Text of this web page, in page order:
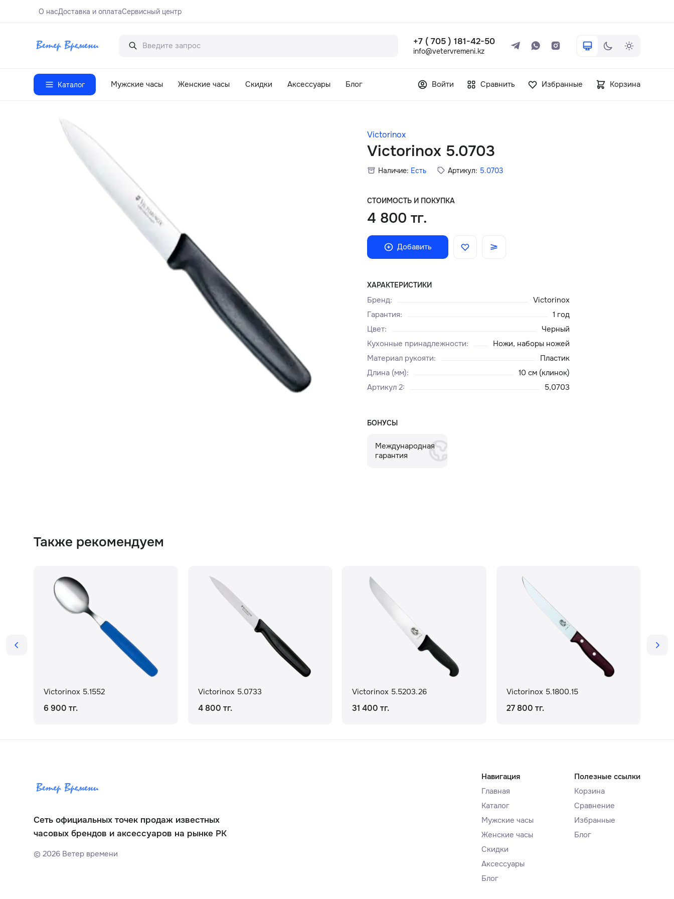
О насДоставка и оплатаСервисный центр
+7 ( 705 ) 181-42-50
info@vetervremeni.kz
Каталог Мужские часы Женские часы Скидки Аксессуары Блог Войти Сравнить Избранные Корзина
Victorinox
Victorinox 5.0703
Наличие: Есть Артикул: 5.0703
СТОИМОСТЬ И ПОКУПКА
4 800 тг.
Добавить
ХАРАКТЕРИСТИКИ
Бренд:
Victorinox
Гарантия:
1 год
Цвет:
Черный
Кухонные принадлежности:
Ножи, наборы ножей
Материал рукояти:
Пластик
Длина (мм):
10 см (клинок)
Артикул 2: 5,0703
БОНУСЫ
Международная
гарантия
Также рекомендуем
Victorinox 5.1552
6 900 тг.
Victorinox 5.0733
4 800 тг.
Victorinox 5.5203.26
31 400 тг.
Victorinox 5.1800.15
27 800 тг.
Сеть официальных точек продаж известных
часовых брендов и аксессуаров на рынке РК
©2026 Ветер времени
Навигация
Главная
Каталог
Мужские часы
Женские часы
Скидки
Аксессуары
Блог
Полезные ссылки
Корзина
Сравнение
Избранные
Блог
+7 ( 705 ) 181-42-50
Доставка и оплата